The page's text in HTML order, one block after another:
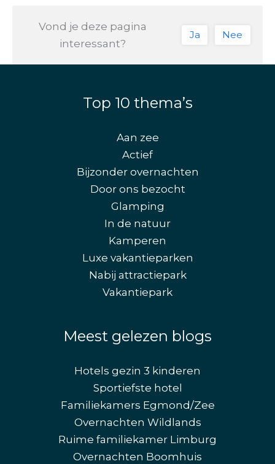
Vond je deze pagina
interessant?
Ja Nee
Top 10 thema’s
Aan zee
Actief
Bijzonder overnachten
Door ons bezocht
Glamping
In de natuur
Kamperen
Luxe vakantieparken
Nabij attractiepark
Vakantiepark
Meest gelezen blogs
Hotels gezin 3 kinderen
Sportiefste hotel
Familiekamers Egmond/Zee
Overnachten Wildlands
Ruime familiekamer Limburg
Overnachten Boomhuis